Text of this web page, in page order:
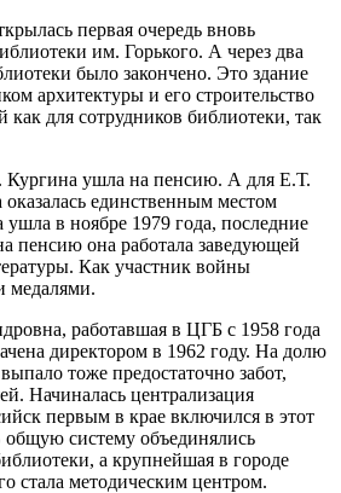
первая очередь вновь
им. Горького. А через два
было закончено. Это здание
архитектуры и его строительство
для сотрудников библиотеки, так
Кургина ушла на пенсию. А для Е.Т.
единственным местом
в ноябре 1979 года, последние
пенсию она работала заведующей
Как участник войны
медалями.
работавшая в ЦГБ с 1958 года
директором в 1962 году. На долю
тоже предостаточно забот,
Начиналась централизация
первым в крае включился в этот
систему объединялись
а крупнейшая в городе
стала методическим центром.